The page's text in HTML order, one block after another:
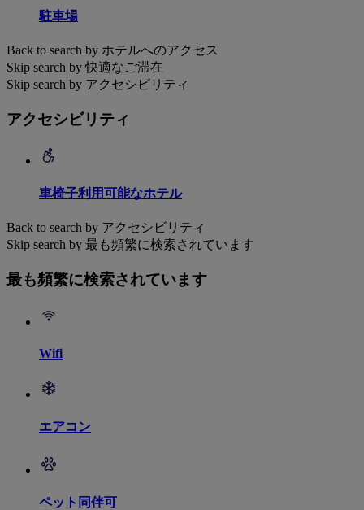
駐車場
Back to search by ホテルへのアクセス
Skip search by 快適なご滞在
Skip search by アクセシビリティ
アクセシビリティ
車椅子利用可能なホテル
Back to search by アクセシビリティ
Skip search by 最も頻繁に検索されています
最も頻繁に検索されています
Wifi
エアコン
ペット同伴可